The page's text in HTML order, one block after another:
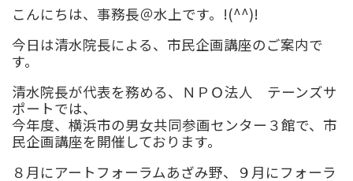
こんにちは、事務長＠水上です。!(^^)!
今日は清水院長による、市民企画講座のご案内で
す。
清水院長が代表を務める、ＮＰＯ法人 テーンズサ
ポートでは、
今年度、横浜市の男女共同参画センター３館で、市
民企画講座を開催しております。
８月にアートフォーラムあざみ野、９月にフォーラ